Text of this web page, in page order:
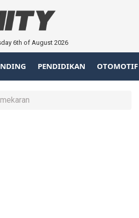
6th of August 2026
PENDIDIKAN OTOMOTIF